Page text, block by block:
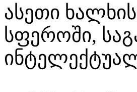
ასეთი
სფეროში,